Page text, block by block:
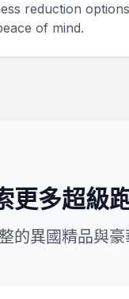
reduction
of mind.
更多超級
的異國精品與